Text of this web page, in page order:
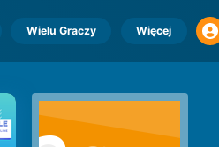
Wielu Graczy Więcej